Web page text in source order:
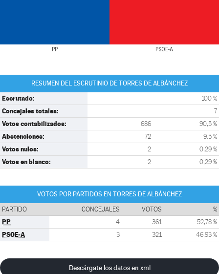
PP PSOE-A
RESUMEN DEL ESCRUTINIO DE TORRES DE ALBÁNCHEZ
Escrutado: 100 %
Concejales totales: 7
Votos contabilizados: 686 90,5 %
Abstenciones: 72 9,5 %
Votos nulos: 2 0,29 %
Votos en blanco: 2 0,29 %
VOTOS POR PARTIDOS EN TORRES DE ALBÁNCHEZ
PARTIDO CONCEJALES VOTOS %
PP 4 361 52,78 %
PSOE-A 3 321 46,93 %
Descárgate los datos en xml